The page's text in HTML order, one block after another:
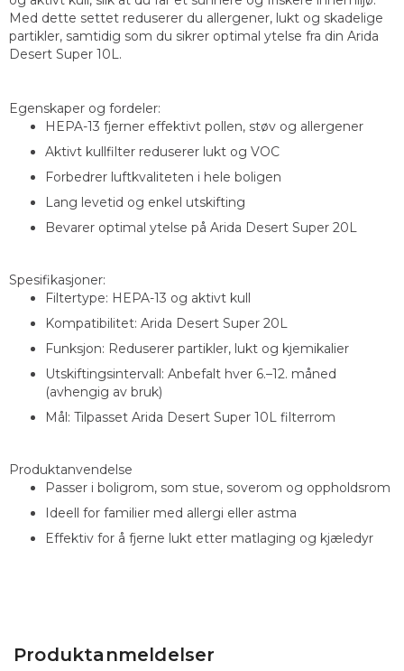
Produktanmeldelser
Med dette settet reduserer du allergener, lukt og skadelige
partikler, samtidig som du sikrer optimal ytelse fra din Arida
Desert Super 10L.
Egenskaper og fordeler:
HEPA-13 fjerner effektivt pollen, støv og allergener
Aktivt kullfilter reduserer lukt og VOC
Forbedrer luftkvaliteten i hele boligen
Lang levetid og enkel utskifting
Bevarer optimal ytelse på Arida Desert Super 20L
Spesifikasjoner:
Filtertype: HEPA-13 og aktivt kull
Kompatibilitet: Arida Desert Super 20L
Funksjon: Reduserer partikler, lukt og kjemikalier
Utskiftingsintervall: Anbefalt hver 6.–12. måned
(avhengig av bruk)
Mål: Tilpasset Arida Desert Super 10L filterrom
Produktanvendelse
Passer i boligrom, som stue, soverom og oppholdsrom
Ideell for familier med allergi eller astma
Effektiv for å fjerne lukt etter matlaging og kjæledyr